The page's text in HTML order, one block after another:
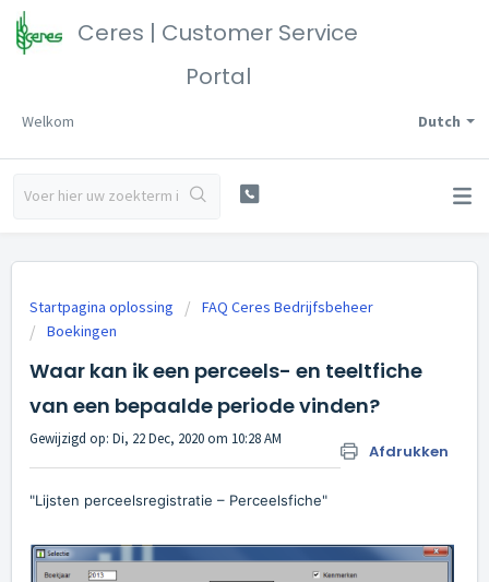
Ceres | Customer Service
Portal
Dutch
Welkom
Startpagina oplossing
FAQ Ceres Bedrijfsbeheer
Boekingen
Waar kan ik een perceels- en teeltfiche
van een bepaalde periode vinden?
Afdrukken
Gewijzigd op: Di, 22 Dec, 2020 om 10:28 AM
"Lijsten perceelsregistratie – Perceelsfiche"